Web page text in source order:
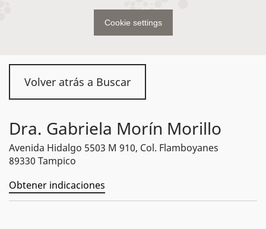
Volver atrás a Buscar
Dra. Gabriela Morín Morillo
Avenida Hidalgo 5503 M 910, Col. Flamboyanes
89330 Tampico
Obtener indicaciones
Cookie settings